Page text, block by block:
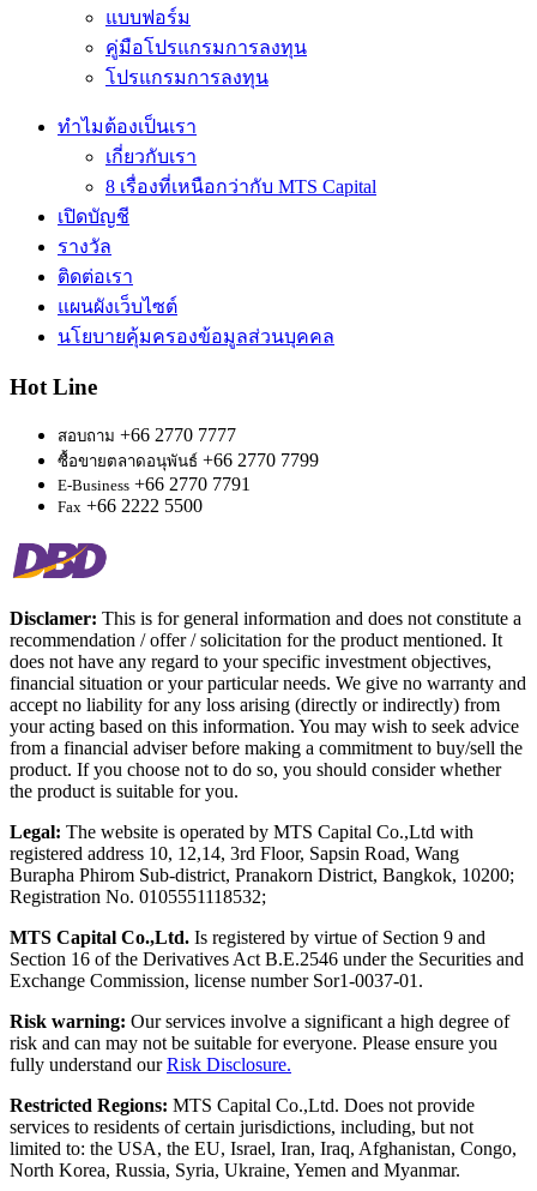
แบบฟอร์ม
คู่มือโปรแกรมการลงทุน
โปรแกรมการลงทุน
ทำไมต้องเป็นเรา
เกี่ยวกับเรา
8 เรื่องที่เหนือกว่ากับ MTS Capital
เปิดบัญชี
รางวัล
ติดต่อเรา
แผนผังเว็บไซต์
นโยบายคุ้มครองข้อมูลส่วนบุคคล
Hot Line
สอบถาม +66 2770 7777
ซื้อขายตลาดอนุพันธ์ +66 2770 7799
E-Business +66 2770 7791
Fax +66 2222 5500
Disclamer: This is for general information and does not constitute a
recommendation / offer / solicitation for the product mentioned. It
does not have any regard to your specific investment objectives,
financial situation or your particular needs. We give no warranty and
accept no liability for any loss arising (directly or indirectly) from
your acting based on this information. You may wish to seek advice
from a financial adviser before making a commitment to buy/sell the
product. If you choose not to do so, you should consider whether
the product is suitable for you.
Legal: The website is operated by MTS Capital Co.,Ltd with
registered address 10, 12,14, 3rd Floor, Sapsin Road, Wang
Burapha Phirom Sub-district, Pranakorn District, Bangkok, 10200;
Registration No. 0105551118532;
MTS Capital Co.,Ltd. Is registered by virtue of Section 9 and
Section 16 of the Derivatives Act B.E.2546 under the Securities and
Exchange Commission, license number Sor1-0037-01.
Risk warning: Our services involve a significant a high degree of
risk and can may not be suitable for everyone. Please ensure you
fully understand ourRisk Disclosure.
Restricted Regions: MTS Capital Co.,Ltd. Does not provide
services to residents of certain jurisdictions, including, but not
limited to: the USA, the EU, Israel, Iran, Iraq, Afghanistan, Congo,
North Korea, Russia, Syria, Ukraine, Yemen and Myanmar.